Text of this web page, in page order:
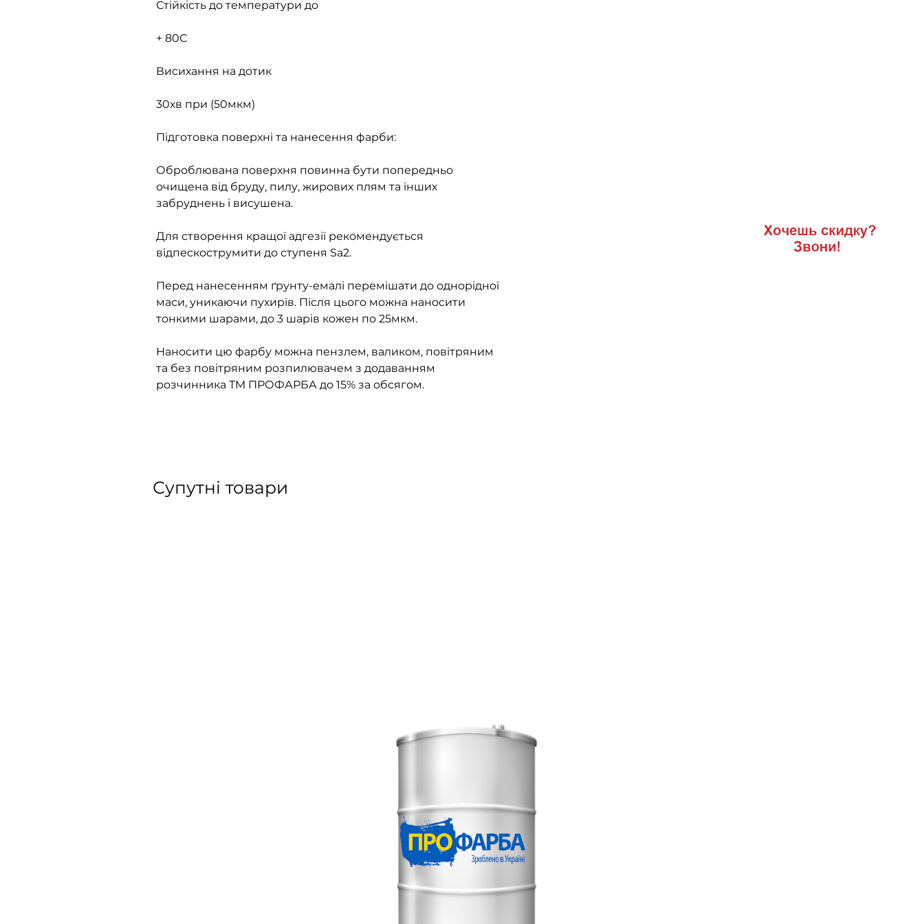
Стійкість до температури до
+ 80С
Висихання на дотик
30хв при (50мкм)
Підготовка поверхні та нанесення фарби:
Оброблювана поверхня повинна бути попередньо
очищена від бруду, пилу, жирових плям та інших
забруднень і висушена.
Для створення кращої адгезії рекомендується
відпескострумити до ступеня Sa2.
Перед нанесенням ґрунту-емалі перемішати до однорідної
маси, уникаючи пухирів. Після цього можна наносити
тонкими шарами, до 3 шарів кожен по 25мкм.
Наносити цю фарбу можна пензлем, валиком, повітряним
та без повітряним розпилювачем з додаванням
розчинника ТМ ПРОФАРБА до 15% за обсягом.
Супутні товари